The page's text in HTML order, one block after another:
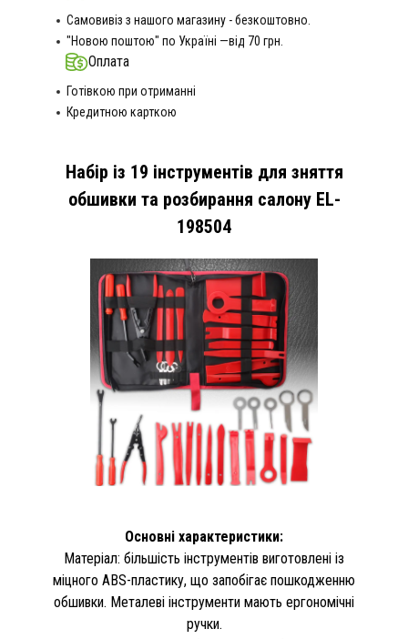
Самовивіз з нашого магазину - безкоштовно.
"Новою поштою" по Україні —від 70 грн.
Оплата
Готівкою при отриманні
Кредитною карткою
Набір із 19 інструментів для зняття
обшивки та розбирання салону EL-
198504
Основні характеристики:
Матеріал: більшість інструментів виготовлені із
міцного ABS-пластику, що запобігає пошкодженню
обшивки. Металеві інструменти мають ергономічні
ручки.